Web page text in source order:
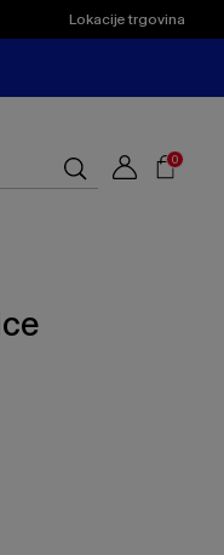
Lokacije trgovina
Suggested
site
content
Traži
u
0